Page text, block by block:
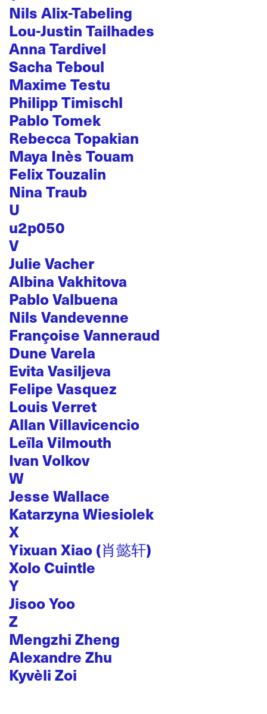
Nils Alix-Tabeling
Lou-Justin Tailhades
Anna Tardivel
Sacha Teboul
Maxime Testu
Philipp Timischl
Pablo Tomek
Rebecca Topakian
Maya Inès Touam
Felix Touzalin
Nina Traub
U
u2p050
V
Julie Vacher
Albina Vakhitova
Pablo Valbuena
Nils Vandevenne
Françoise Vanneraud
Dune Varela
Evita Vasiljeva
Felipe Vasquez
Louis Verret
Allan Villavicencio
Leïla Vilmouth
Ivan Volkov
W
Jesse Wallace
Katarzyna Wiesiolek
X
Yixuan Xiao (肖懿轩)
Xolo Cuintle
Y
Jisoo Yoo
Z
Mengzhi Zheng
Alexandre Zhu
Kyvèli Zoi